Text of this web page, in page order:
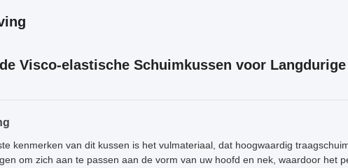
Visco-elastische Schuimkussen voor
kenmerken van dit kussen is het vulmateriaal, dat hoogwaardig
om zich aan te passen aan de vorm van uw hoofd en nek, waardoor het